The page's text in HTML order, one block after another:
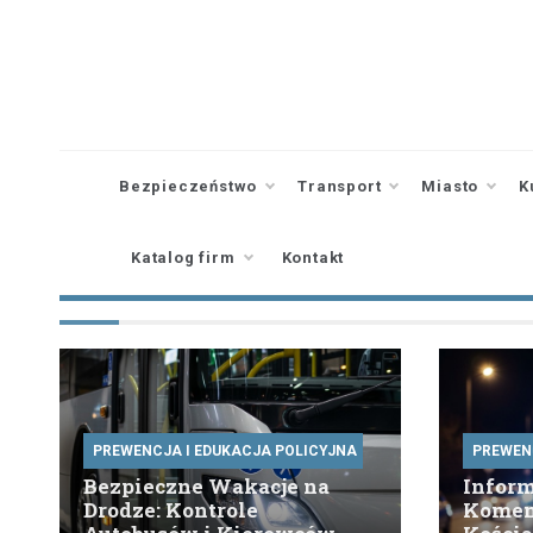
Bezpieczeństwo Transport Miasto
Katalog firm Kontakt
PREWENCJA I EDUKACJA POLICYJNA
Bezpieczne Wakacje na
Drodze: Kontrole